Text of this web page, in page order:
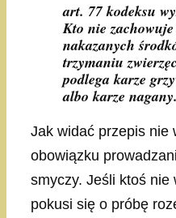
art. 77 kodeksu
Kto nie
nakazanych
trzymaniu
podlega karze
albo karze nagany.
Jak widać przepis nie
obowiązku
smyczy. Jeśli ktoś nie
pokusi się o próbę